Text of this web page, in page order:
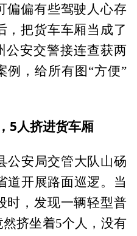
偏偏有些驾驶人心存
，把货车车厢当成了
公安交警接连查获两
例，给所有图“方便”
5人挤进货车厢
公安局交管大队山砀
道开展路面巡逻。当
时，发现一辆轻型普
挤坐着5个人，没有